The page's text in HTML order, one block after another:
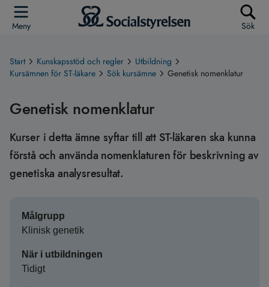
Meny Sök
Start Kunskapsstöd och regler
Utbildning
Kursämnen för ST-läkare
Sök kursämne Genetisk nomenklatur
Genetisk nomenklatur
Kurser i detta ämne syftar till att ST-läkaren ska kunna
förstå och använda nomenklaturen för beskrivning av
genetiska analysresultat.
Målgrupp
Klinisk genetik
När i utbildningen
Tidigt